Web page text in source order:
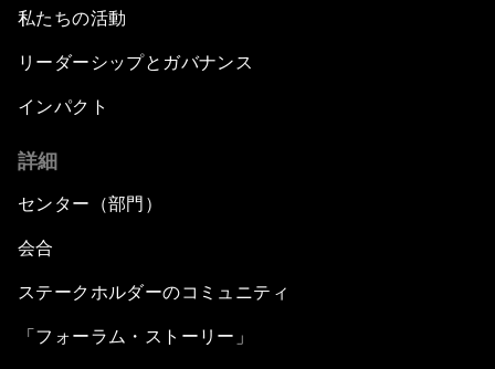
私たちの活動
リーダーシップとガバナンス
インパクト
詳細
センター（部門）
会合
ステークホルダーのコミュニティ
「フォーラム・ストーリー」